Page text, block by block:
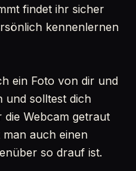
findet ihr sicher
kennenlernen
ein Foto von dir und
und solltest dich
Webcam getraut
auch einen
so drauf ist.